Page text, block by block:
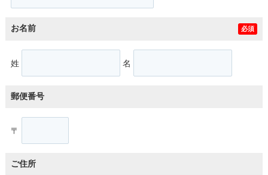
お名前 必須
姓 名
郵便番号
〒
ご住所